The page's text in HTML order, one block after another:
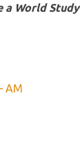
a World
AM